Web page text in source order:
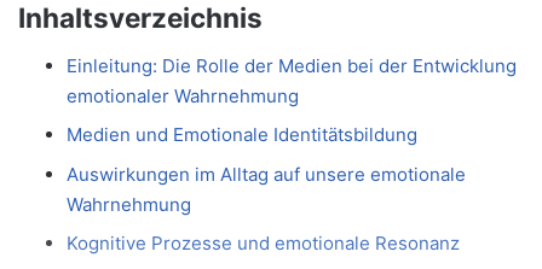
Inhaltsverzeichnis
Einleitung: Die Rolle der Medien bei der Entwicklung
emotionaler Wahrnehmung
Medien und Emotionale Identitätsbildung
Auswirkungen im Alltag auf unsere emotionale
Wahrnehmung
Kognitive Prozesse und emotionale Resonanz